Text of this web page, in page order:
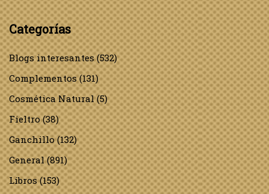
Categorías
Blogs interesantes(532)
Complementos(131)
Cosmética Natural(5)
Fieltro(38)
Ganchillo(132)
General(891)
Libros(153)